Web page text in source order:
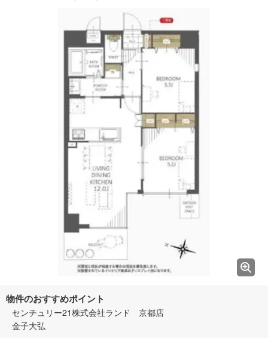
物件のおすすめポイント
センチュリー21株式会社ランド 京都店
金子大弘